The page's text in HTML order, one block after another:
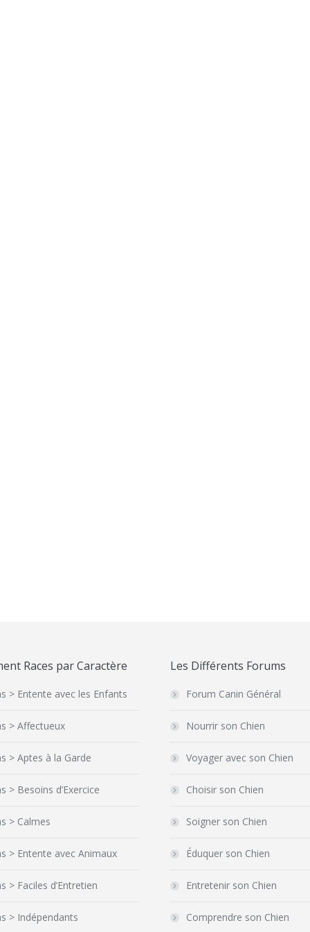
Races par Caractère
> Entente avec les Enfants
> Affectueux
> Aptes à la Garde
> Besoins d’Exercice
> Calmes
> Entente avec Animaux
> Faciles d’Entretien
> Indépendants
Les Différents Forums
Forum Canin Général
Nourrir son Chien
Voyager avec son Chien
Choisir son Chien
Soigner son Chien
Éduquer son Chien
Entretenir son Chien
Comprendre son Chien